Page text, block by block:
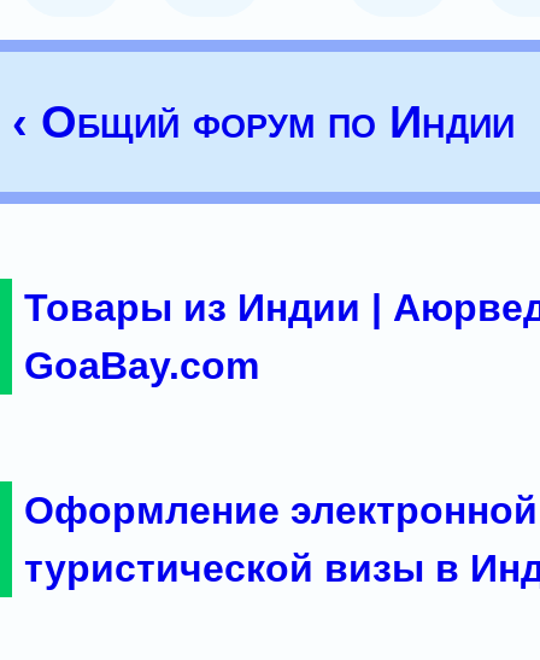
‹ Общий форум по Индии
Товары из Индии |
GoaBay.com
Оформление электронной
туристической визы в